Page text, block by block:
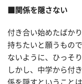
■関係を隠さない
付き合い始めたばか
持ちたいと願うもの
ないように、ひっそ
しかし、中学から付
係を隠すということ